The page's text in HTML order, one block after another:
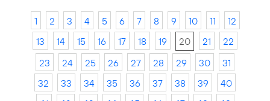
1 2 3 4 5 6 7 8 9 10 11
12
13
14 15 16 17 18 19 20 21
22
23
24 25 26 27 28 29 30
31
32
33 34 35 36 37 38 39
40